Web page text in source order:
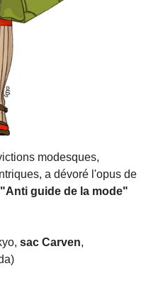
modesques,
a dévoré l'opus de
"Anti guide de la mode"
sac Carven,